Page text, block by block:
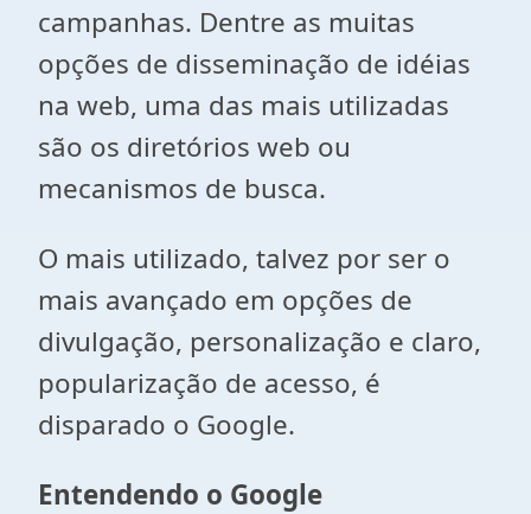
campanhas. Dentre as muitas
opções de disseminação de idéias
na web, uma das mais utilizadas
são os diretórios web ou
mecanismos de busca.
O mais utilizado, talvez por ser o
mais avançado em opções de
divulgação, personalização e claro,
popularização de acesso, é
disparado o Google.
Entendendo o Google